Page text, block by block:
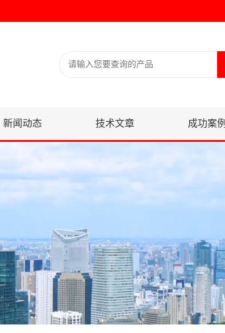
新闻动态 技术文章 成功案例